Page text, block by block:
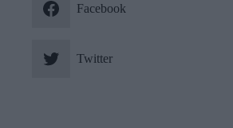
Facebook
Twitter